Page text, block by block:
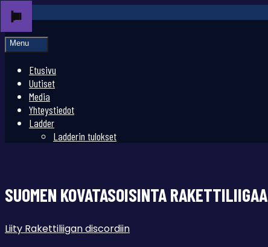
Menu
Etusivu
Uutiset
Media
Yhteystiedot
Ladder
Ladderin tulokset
SUOMEN KOVATASOISINTA RAKETTILIIGAA
Liity Rakettiliigan discordiin